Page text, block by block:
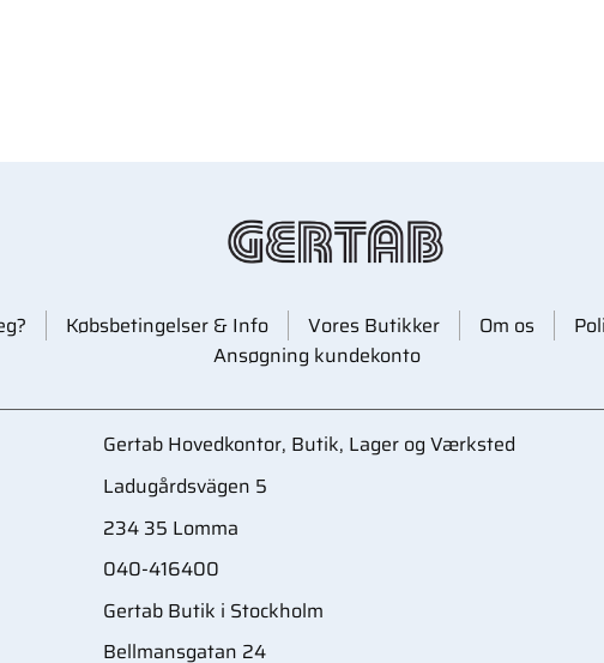
Købsbetingelser & Info Vores Butikker Om os
Ansøgning kundekonto
Gertab Hovedkontor, Butik, Lager og Værksted
Ladugårdsvägen 5
234 35 Lomma
040-416400
Gertab Butik i Stockholm
Bellmansgatan 24